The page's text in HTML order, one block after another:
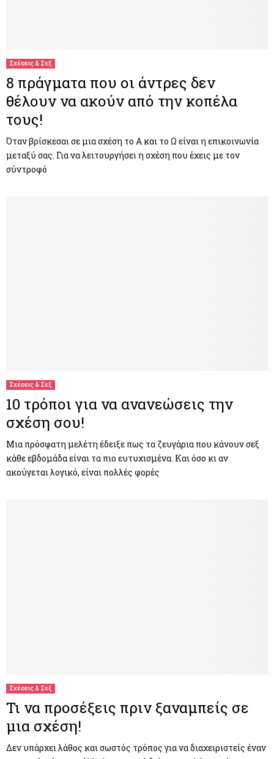
Σχέσεις & Σεξ
8 πράγματα που οι άντρες δεν
θέλουν να ακούν από την κοπέλα
τους!
Όταν βρίσκεσαι σε μια σχέση το Α και το Ω είναι η επικοινωνία
μεταξύ σας. Για να λειτουργήσει η σχέση που έχεις με τον
σύντροφό
Σχέσεις & Σεξ
10 τρόποι για να ανανεώσεις την
σχέση σου!
Μια πρόσφατη μελέτη έδειξε πως τα ζευγάρια που κάνουν σεξ
κάθε εβδομάδα είναι τα πιο ευτυχισμένα. Και όσο κι αν
ακούγεται λογικό, είναι πολλές φορές
Σχέσεις & Σεξ
Τι να προσέξεις πριν ξαναμπείς σε
μια σχέση!
Δεν υπάρχει λάθος και σωστός τρόπος για να διαχειριστείς έναν